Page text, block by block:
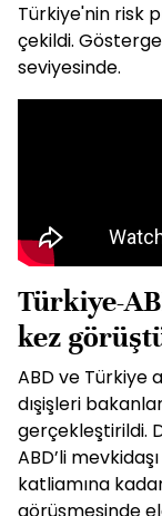
Türkiye'nin risk
çekildi.
seviyesinde.
Türkiye-
kez
ABD ve Türkiye
dışişleri
gerçekleştirildi.
ABD’li
katliamına